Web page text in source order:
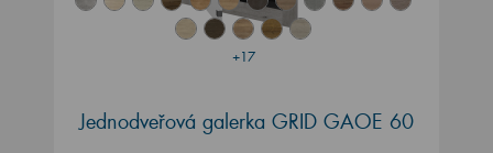
+17
Jednodveřová galerka GRID GAOE 60